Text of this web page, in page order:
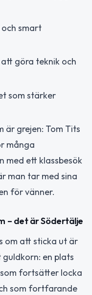
smart
göra teknik och
som stärker
är grejen: Tom Tits
många
med ett klassbesök
man tar med sina
för vänner.
– det är Södertälje
om att sticka ut är
en plats
fortsätter locka
som fortfarande